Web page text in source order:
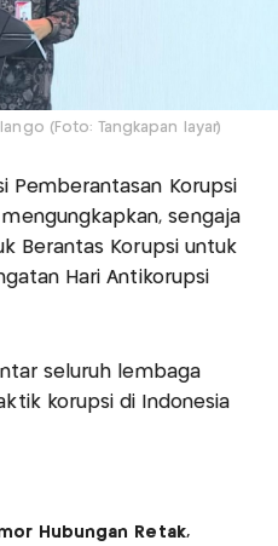
(Foto: Tangkapan layar)
Pemberantasan Korupsi
sengaja
Berantas Korupsi untuk
Hari Antikorupsi
seluruh lembaga
korupsi di Indonesia
Hubungan Retak,